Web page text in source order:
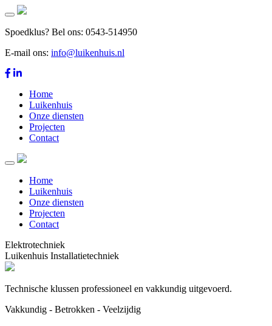
Menu
Spoedklus? Bel ons: 0543-514950
E-mail ons: info@luikenhuis.nl
Home
Luikenhuis
Onze diensten
Projecten
Contact
Menu
Home
Luikenhuis
Onze diensten
Projecten
Contact
Elektrotechniek
Luikenhuis Installatietechniek
Technische klussen professioneel en vakkundig uitgevoerd.
Vakkundig - Betrokken - Veelzijdig